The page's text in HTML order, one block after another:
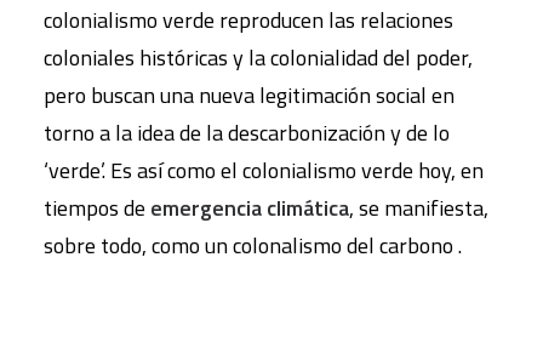
colonialismo verde reproducen las relaciones
coloniales históricas y la colonialidad del poder,
pero buscan una nueva legitimación social en
torno a la idea de la descarbonización y de lo
‘verde’. Es así como el colonialismo verde hoy, en
tiempos de emergencia climática, se manifiesta,
sobre todo, como un colonalismo del carbono .